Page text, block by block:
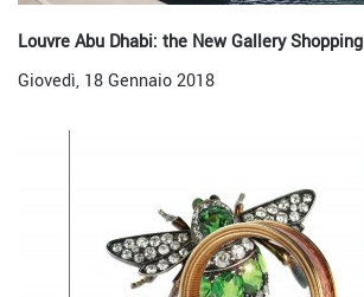
Louvre Abu Dhabi: the New Gallery Shopping
Giovedì, 18 Gennaio 2018